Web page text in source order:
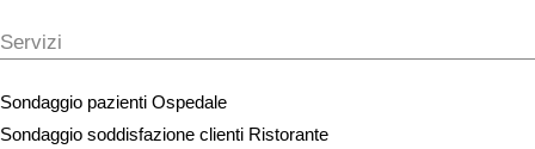
Servizi
Sondaggio pazienti Ospedale
Sondaggio soddisfazione clienti Ristorante